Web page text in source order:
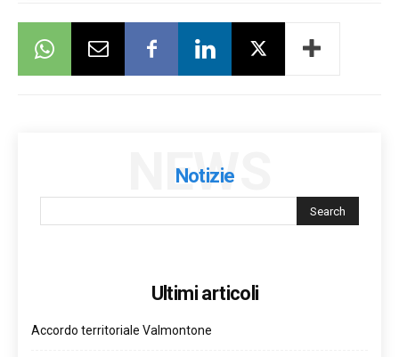
Notizie
NEWS
Ultimi articoli
Accordo territoriale Valmontone